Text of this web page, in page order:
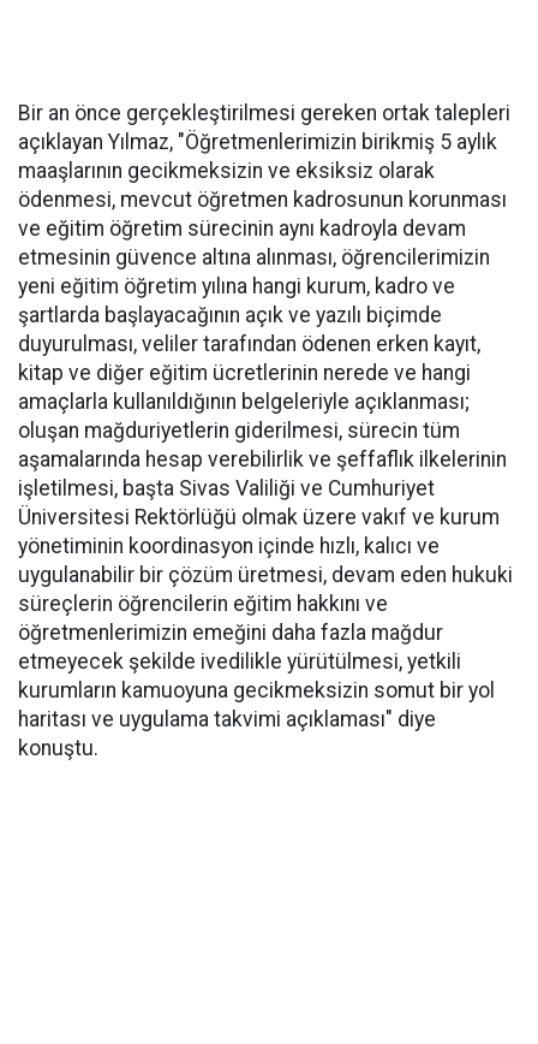
Bir an önce gerçekleştirilmesi gereken ortak talepleri
açıklayan Yılmaz, "Öğretmenlerimizin birikmiş 5 aylık
maaşlarının gecikmeksizin ve eksiksiz olarak
ödenmesi, mevcut öğretmen kadrosunun korunması
ve eğitim öğretim sürecinin aynı kadroyla devam
etmesinin güvence altına alınması, öğrencilerimizin
yeni eğitim öğretim yılına hangi kurum, kadro ve
şartlarda başlayacağının açık ve yazılı biçimde
duyurulması, veliler tarafından ödenen erken kayıt,
kitap ve diğer eğitim ücretlerinin nerede ve hangi
amaçlarla kullanıldığının belgeleriyle açıklanması;
oluşan mağduriyetlerin giderilmesi, sürecin tüm
aşamalarında hesap verebilirlik ve şeffaflık ilkelerinin
işletilmesi, başta Sivas Valiliği ve Cumhuriyet
Üniversitesi Rektörlüğü olmak üzere vakıf ve kurum
yönetiminin koordinasyon içinde hızlı, kalıcı ve
uygulanabilir bir çözüm üretmesi, devam eden hukuki
süreçlerin öğrencilerin eğitim hakkını ve
öğretmenlerimizin emeğini daha fazla mağdur
etmeyecek şekilde ivedilikle yürütülmesi, yetkili
kurumların kamuoyuna gecikmeksizin somut bir yol
haritası ve uygulama takvimi açıklaması" diye
konuştu.